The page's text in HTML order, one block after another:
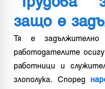
защо е
Тя е задължително
работодателите
работници и
злополука. Според